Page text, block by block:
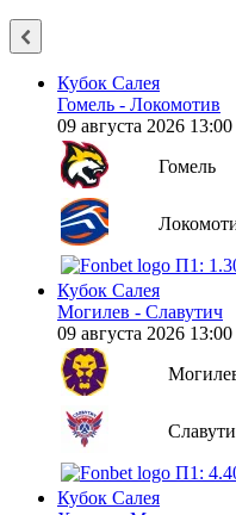
Кубок Салея
Гомель - Локомотив
09 августа 2026 13:00
Гомель
П1:
Кубок Салея
Могилев - Славутич
09 августа 2026 13:00
П1:
Кубок Салея